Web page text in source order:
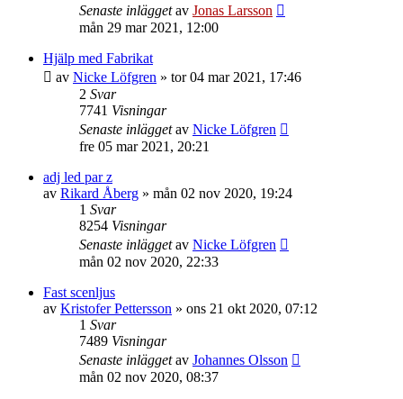
Senaste inläggetav Jonas Larsson
mån 29 mar 2021, 12:00
Hjälp med Fabrikat
av Nicke Löfgren » tor 04 mar 2021, 17:46
2 Svar
7741 Visningar
Senaste inläggetav Nicke Löfgren
fre 05 mar 2021, 20:21
adj led par z
av Rikard Åberg » mån 02 nov 2020, 19:24
1 Svar
8254 Visningar
Senaste inläggetav Nicke Löfgren
mån 02 nov 2020, 22:33
Fast scenljus
av Kristofer Pettersson » ons 21 okt 2020, 07:12
1 Svar
7489 Visningar
Senaste inläggetav Johannes Olsson
mån 02 nov 2020, 08:37